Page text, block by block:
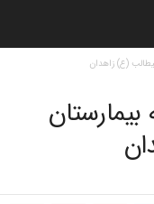
(ع) زاهدان